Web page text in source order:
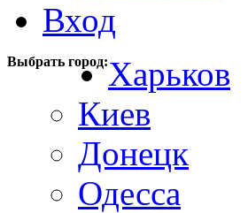
Вход
Выбрать город:Харьков
Киев
Донецк
Одесса